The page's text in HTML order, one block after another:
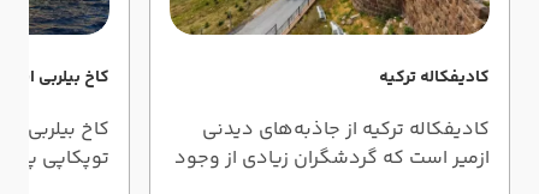
کادیفکاله ترکیه
کادیفکاله ترکیه از جاذبه‌های دیدنی
ازمیر است که گردشگران زیادی از وجود
آن باخبر نیستند و آنجا را نمی‌شناسند. در
کاخ بیلربی
کاخ بیلربی
توپکاپی